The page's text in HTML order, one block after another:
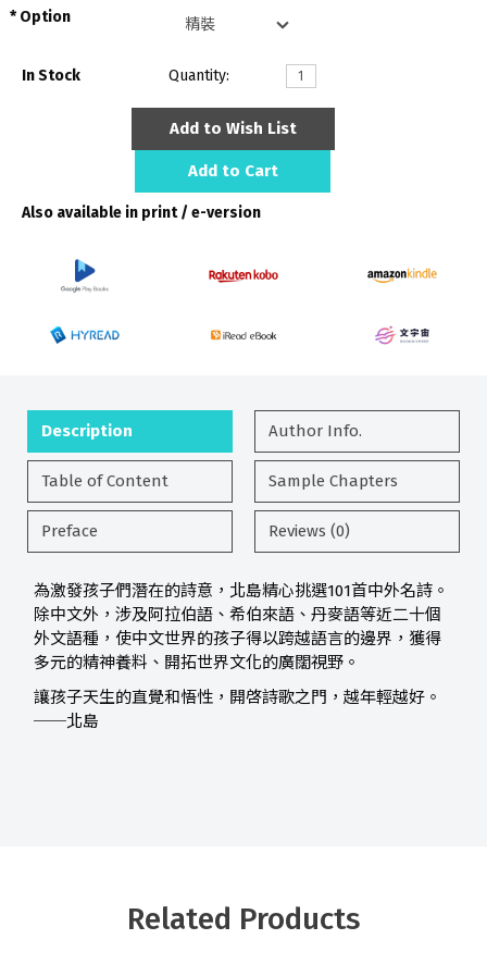
Option
In Stock Quantity:
Add to Wish List
Add to Cart
Also available in print / e-version
Description Author Info.
Table of Content Sample Chapters
Preface Reviews (0)
為激發孩子們潛在的詩意，北島精心挑選101首中外名詩。
除中文外，涉及阿拉伯語、希伯來語、丹麥語等近二十個
外文語種，使中文世界的孩子得以跨越語言的邊界，獲得
多元的精神養料、開拓世界文化的廣闊視野。
讓孩子天生的直覺和悟性，開啓詩歌之門，越年輕越好。
──北島
Related Products